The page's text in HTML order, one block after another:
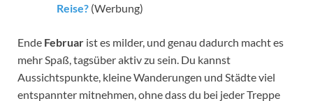
Reise? (Werbung)
Ende Februar ist es milder, und genau dadurch macht es
mehr Spaß, tagsüber aktiv zu sein. Du kannst
Aussichtspunkte, kleine Wanderungen und Städte viel
entspannter mitnehmen, ohne dass du bei jeder Treppe